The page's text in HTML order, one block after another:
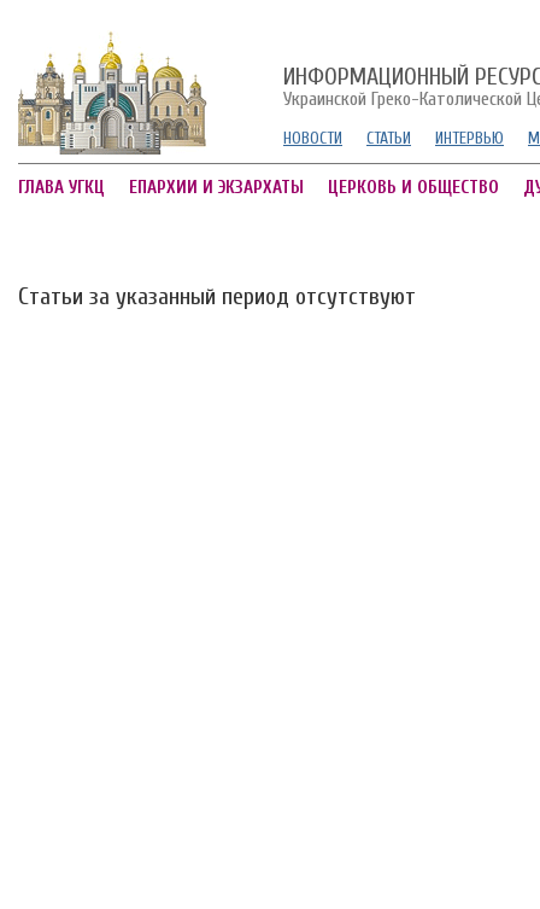
ИНФОРМАЦИОННЫЙ
Украинской Греко-Католической
НОВОСТИ СТАТЬИ ИНТЕРВЬЮ
ГЛАВА УГКЦ ЕПАРХИИ И ЭКЗАРХАТЫ ЦЕРКОВЬ И ОБЩЕСТВО
Статьи за указанный период отсутствуют